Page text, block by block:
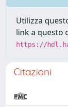
Utilizza
link a questo
https://
Citazioni